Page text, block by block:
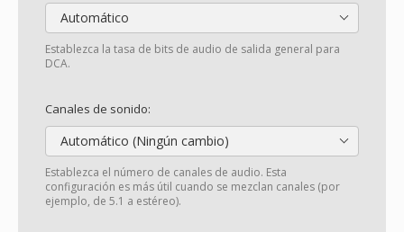
Automático
Establezca la tasa de bits de audio de salida general para
DCA.
Canales de sonido:
Automático (Ningún cambio)
Establezca el número de canales de audio. Esta
configuración es más útil cuando se mezclan canales (por
ejemplo, de 5.1 a estéreo).